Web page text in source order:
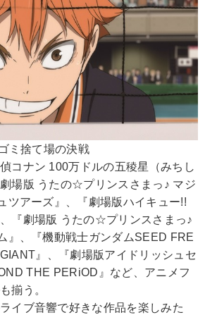
ミ捨て場の決戦
コナン 100万ドルの五稜星（みちし
場版 うたの☆プリンスさまっ♪ マジ
ツアーズ』、『劇場版ハイキュー!!
『劇場版 うたの☆プリンスさまっ♪
』、『機動戦士ガンダムSEED FRE
』、『劇場版アイドリッシュセ
THE PERiOD』など、アニメフ
揃う。
イブ音響で好きな作品を楽しみた